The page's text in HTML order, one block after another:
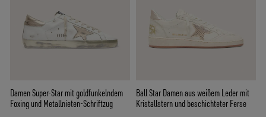
Damen Super-Star mit goldfunkelndem
Foxing und Metallnieten-Schriftzug
Ball Star Damen aus weißem Leder mit
Kristallstern und beschichteter Ferse